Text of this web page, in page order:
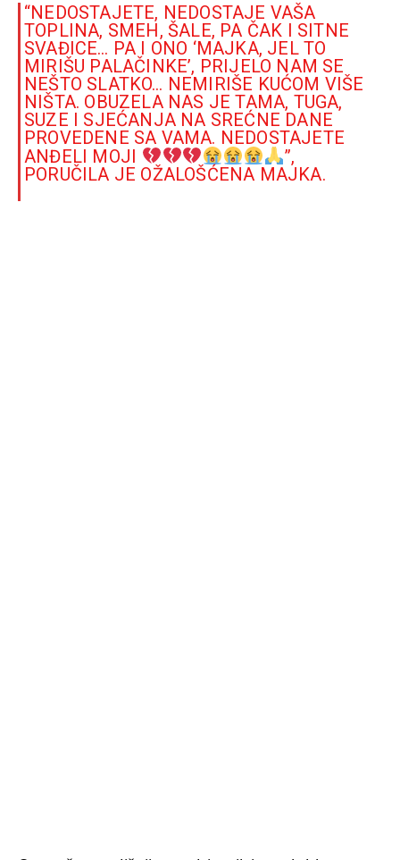
“NEDOSTAJETE, NEDOSTAJE VAŠA
TOPLINA, SMEH, ŠALE, PA ČAK I SITNE
SVAĐICE… PA I ONO ‘MAJKA, JEL TO
MIRIŠU PALAČINKE’, PRIJELO NAM SE
NEŠTO SLATKO… NEMIRIŠE KUĆOM VIŠE
NIŠTA. OBUZELA NAS JE TAMA, TUGA,
SUZE I SJEĆANJA NA SREĆNE DANE
PROVEDENE SA VAMA. NEDOSTAJETE
ANĐELI MOJI
”,
PORUČILA JE OŽALOŠĆENA MAJKA.